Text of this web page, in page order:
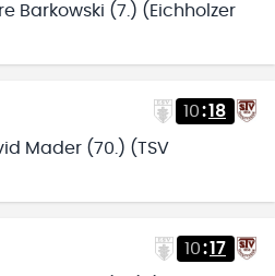
Barkowski (7.) (Eichholzer
10:18
Mader (70.) (TSV
10:17